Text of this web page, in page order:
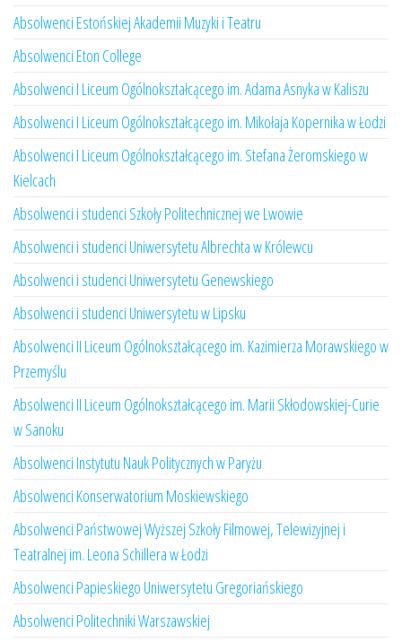
Absolwenci Estońskiej Akademii Muzyki i Teatru
Absolwenci Eton College
Absolwenci I Liceum Ogólnokształcącego im. Adama Asnyka w Kaliszu
Absolwenci I Liceum Ogólnokształcącego im. Mikołaja Kopernika w Łodzi
Absolwenci I Liceum Ogólnokształcącego im. Stefana Żeromskiego w
Kielcach
Absolwenci i studenci Szkoły Politechnicznej we Lwowie
Absolwenci i studenci Uniwersytetu Albrechta w Królewcu
Absolwenci i studenci Uniwersytetu Genewskiego
Absolwenci i studenci Uniwersytetu w Lipsku
Absolwenci II Liceum Ogólnokształcącego im. Kazimierza Morawskiego w
Przemyślu
Absolwenci II Liceum Ogólnokształcącego im. Marii Skłodowskiej-Curie
w Sanoku
Absolwenci Instytutu Nauk Politycznych w Paryżu
Absolwenci Konserwatorium Moskiewskiego
Absolwenci Państwowej Wyższej Szkoły Filmowej, Telewizyjnej i
Teatralnej im. Leona Schillera w Łodzi
Absolwenci Papieskiego Uniwersytetu Gregoriańskiego
Absolwenci Politechniki Warszawskiej